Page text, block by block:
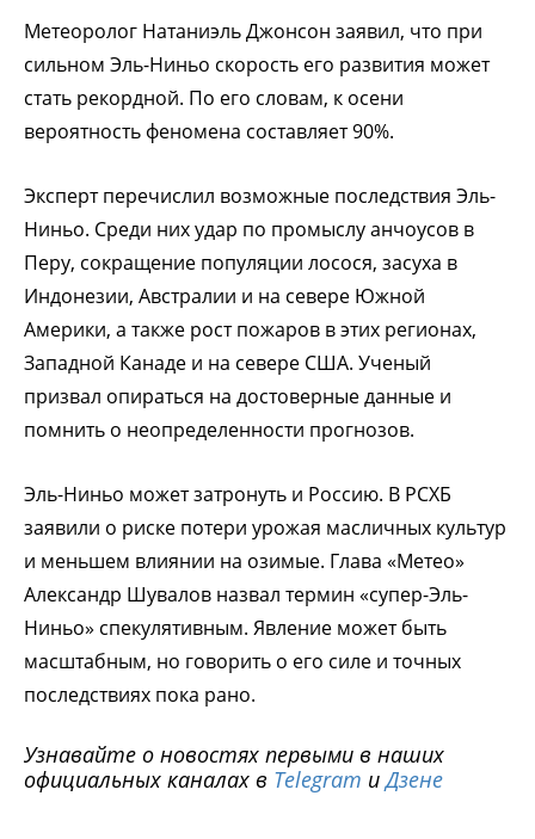
Метеоролог Натаниэль Джонсон заявил, что при
сильном Эль-Ниньо скорость его развития может
стать рекордной. По его словам, к осени
вероятность феномена составляет 90%.
Эксперт перечислил возможные последствия Эль-
Ниньо. Среди них удар по промыслу анчоусов в
Перу, сокращение популяции лосося, засуха в
Индонезии, Австралии и на севере Южной
Америки, а также рост пожаров в этих регионах,
Западной Канаде и на севере США. Ученый
призвал опираться на достоверные данные и
помнить о неопределенности прогнозов.
Эль-Ниньо может затронуть и Россию. В РСХБ
заявили о риске потери урожая масличных культур
и меньшем влиянии на озимые. Глава «Метео»
Александр Шувалов назвал термин «супер-Эль-
Ниньо» спекулятивным. Явление может быть
масштабным, но говорить о его силе и точных
последствиях пока рано.
Узнавайте о новостях первыми в наших
официальных каналах в Telegram иДзене